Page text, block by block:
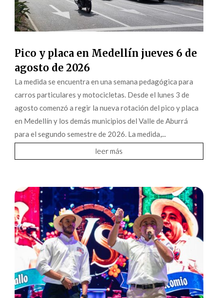
Pico y placa en Medellín jueves 6 de
agosto de 2026
La medida se encuentra en una semana pedagógica para
carros particulares y motocicletas. Desde el lunes 3 de
agosto comenzó a regir la nueva rotación del pico y placa
en Medellín y los demás municipios del Valle de Aburrá
para el segundo semestre de 2026. La medida,...
leer más